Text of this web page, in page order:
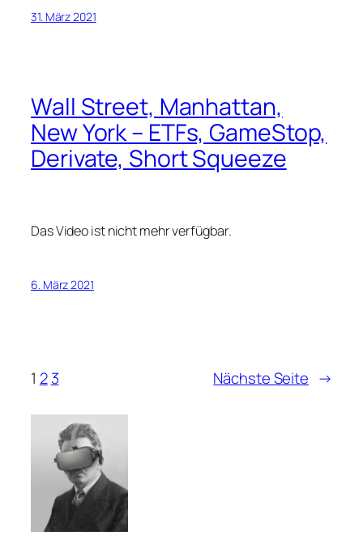
31. März 2021
Wall Street, Manhattan,
New York – ETFs, GameStop,
Derivate, Short Squeeze
Das Video ist nicht mehr verfügbar.
6. März 2021
1 2 3 Nächste Seite →